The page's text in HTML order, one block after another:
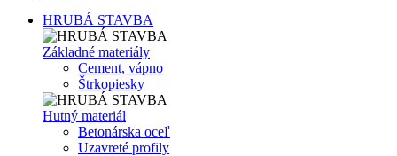
HRUBÁ STAVBA
Základné materiály
Cement, vápno
Štrkopiesky
Hutný materiál
Betonárska oceľ
Uzavreté profily